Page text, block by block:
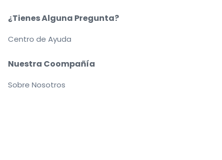
Nuestra Coompañía
Sobre Nosotros
¿Tienes Alguna Pregunta?
Centro de Ayuda